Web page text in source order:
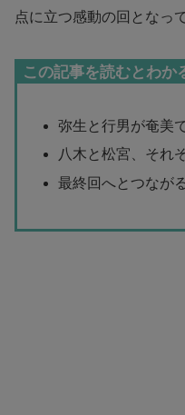
点に立つ感動の回となっ
この記事を読むとわか
弥生と行男が奄美
八木と松宮、それ
最終回へとつなが